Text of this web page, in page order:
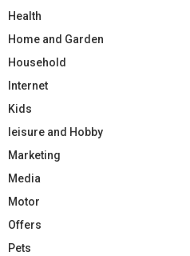
Health
Home and Garden
Household
Internet
Kids
leisure and Hobby
Marketing
Media
Motor
Offers
Pets